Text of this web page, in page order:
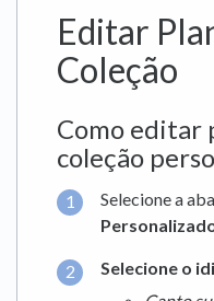
Editar
Coleção
Como editar
coleção
Selecione a aba
Selecione o